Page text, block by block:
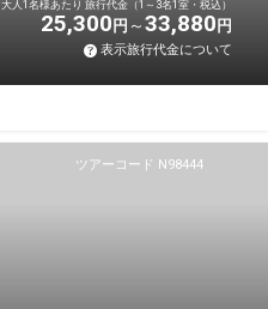
大人1名様あたり 旅行代金（1～3名1室・税込）
25,300 円 33,880 円
表示旅行代金について
ツアーコード N98444